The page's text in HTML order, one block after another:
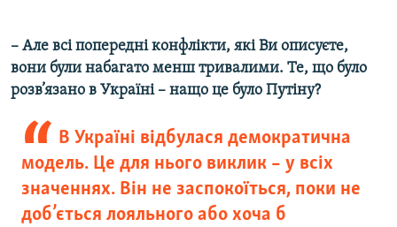
– Але всі попередні конфлікти, які Ви описуєте,
вони були набагато менш тривалими. Те, що було
розв’язано в Україні – нащо це було Путіну?
В Україні відбулася демократична
модель. Це для нього виклик – у всіх
значеннях. Він не заспокоїться, поки не
доб’ється лояльного або хоча б